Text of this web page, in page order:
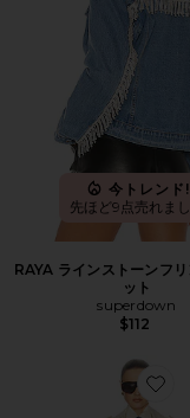
今トレンド!
先ほど9点売れま
RAYA ラインストーンフ
ット
superdown
$112